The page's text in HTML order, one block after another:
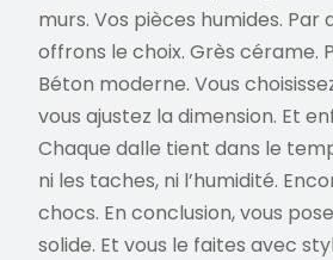
murs. Vos pièces humides. Par
offrons le choix. Grès cérame.
Béton moderne. Vous
vous ajustez la dimension. Et
Chaque dalle tient dans le
ni les taches, ni l’humidité.
chocs. En conclusion, vous
solide. Et vous le faites avec